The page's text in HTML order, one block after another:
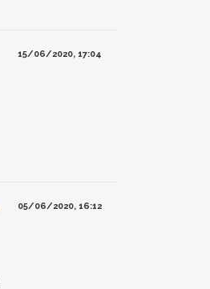
15/06/2020, 17:04
05/06/2020, 16:12